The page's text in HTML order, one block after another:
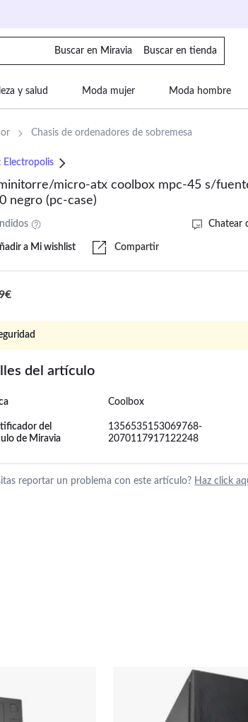
Buscar en Miravia Buscar en tienda
y salud Moda mujer Moda hombre
Mascotas Bebé Moda infantil
Chasis de ordenadores de sobremesa
Electropolis
micro-atx coolbox mpc-45 s/
negro (pc-case)
Chatear
a Mi wishlist Compartir
del artículo
Coolbox
del
de Miravia
1356535153069768-
2070117917122248
reportar un problema con este artículo? Haz click